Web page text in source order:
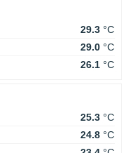
29.3 °C
29.0 °C
26.1 °C
25.3 °C
24.8 °C